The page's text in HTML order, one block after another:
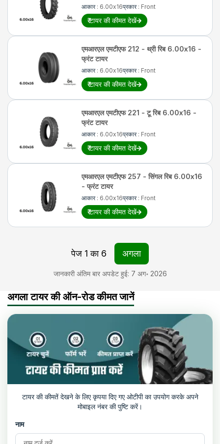
आकार : 6.00x16प्रकार : Front
₹टायर की कीमत देखें
एमआरएल एमटीएफ 212 - थ्री रिब 6.00x16 -
फ्रंट टायर
आकार : 6.00x16प्रकार : Front
₹टायर की कीमत देखें
एमआरएल एमटीएफ 221 - टू रिब 6.00x16 -
फ्रंट टायर
आकार : 6.00x16प्रकार : Front
₹टायर की कीमत देखें
एमआरएल एमटीएफ 257 - सिंगल रिब 6.00x16
- फ्रंट टायर
आकार : 6.00x16प्रकार : Front
₹टायर की कीमत देखें
पेज 1 का 6 अगला
जानकारी अंतिम बार अपडेट हुई: 7 अग॰ 2026
अगला टायर की ऑन-रोड कीमत जानें
टायर की कीमतें देखने के लिए कृपया दिए गए ओटीपी का उपयोग करके अपने
मोबाइल नंबर की पुष्टि करें।
नाम